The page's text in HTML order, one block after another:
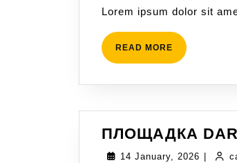
Lorem ipsum dolor sit
READ MORE
ПЛОЩАДКА
14 January, 2026